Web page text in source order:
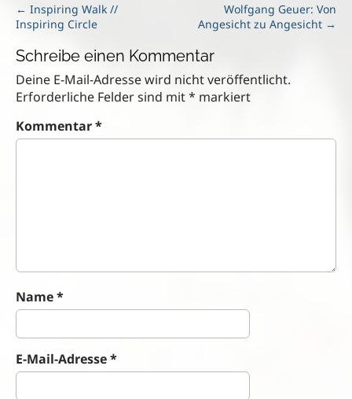
P
o
s
t
n
a
i
← Inspiring Walk //
Inspiring Circle
Wolfgang Geuer: Von
Angesicht zu Angesicht →
Schreibe einen Kommentar
Deine E-Mail-Adresse wird nicht veröffentlicht.
Erforderliche Felder sind mit* markiert
Kommentar*
Name*
E-Mail-Adresse*